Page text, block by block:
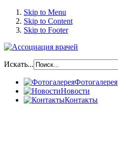
Skip to Menu
Skip to Content
Skip to Footer
Искать...
Фотогалерея
Новости
Контакты